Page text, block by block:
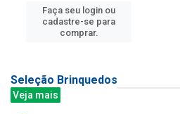
Faça seu login ou
cadastre-se para
comprar.
Seleção Brinquedos
Veja mais